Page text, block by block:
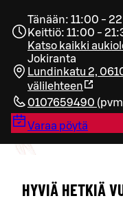
Tänään: 11:00 -
Keittiö: 11:00 -
Katso kaikki
Jokiranta
Lundinkatu 2,
välilehteen
0107659490 (
Varaa pöytä
HYVIÄ HETKIÄ